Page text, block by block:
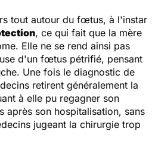
tout autour du fœtus, à l'instar
, ce qui fait que la mère
Elle ne se rend ainsi pas
d'un fœtus pétrifié, pensant
Une fois le diagnostic de
retirent généralement la
à elle pu regagner son
après son hospitalisation, sans
jugeant la chirurgie trop